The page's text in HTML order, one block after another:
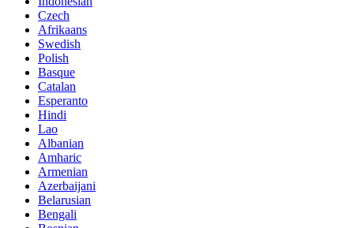
Czech
Afrikaans
Swedish
Polish
Basque
Catalan
Esperanto
Hindi
Lao
Albanian
Amharic
Armenian
Azerbaijani
Belarusian
Bengali